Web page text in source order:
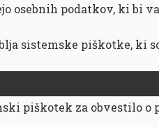
osebnih podatkov, ki bi
sistemske piškotke, ki
piškotek za obvestilo o